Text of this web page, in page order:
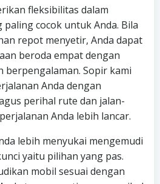
fleksibilitas dalam
paling cocok untuk Anda. Bila
repot menyetir, Anda dapat
beroda empat dengan
berpengalaman. Sopir kami
Anda dengan
perihal rute dan jalan-
Anda lebih lancar.
lebih menyukai mengemudi
yaitu pilihan yang pas.
mobil sesuai dengan